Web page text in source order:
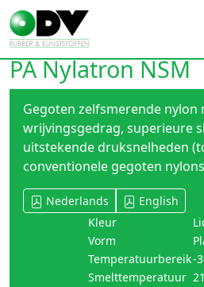
PA Nylatron NSM
Gegoten zelfsmerende nylon
wrijvingsgedrag, superieure
uitstekende druksnelheden
conventionele gegoten
Nederlands
English
Kleur
Vorm
Temperatuurbereik-
Smelttemperatuur